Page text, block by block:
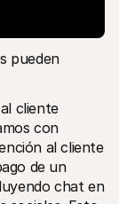
pueden
cliente
con
al cliente
de un
chat en